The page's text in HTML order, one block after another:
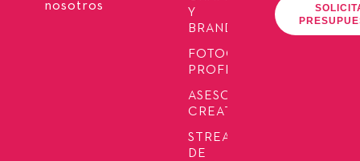
nosotros
Y
BRANDING
FOTOGRAFÍA
PROFESIONAL
ASESORÍA
CREATIVA
STREAMING
DE